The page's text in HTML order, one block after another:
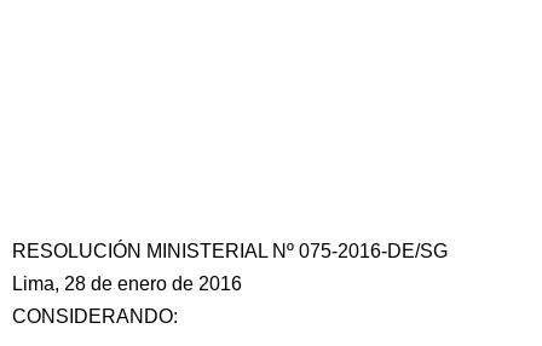
RESOLUCIÓN MINISTERIAL Nº 075-2016-DE/SG
Lima, 28 de enero de 2016
CONSIDERANDO: